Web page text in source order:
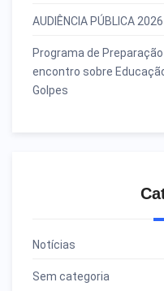
AUDIÊNCIA PÚBLICA 2026
Programa de
encontro sobre
Golpes
Notícias
Sem categoria